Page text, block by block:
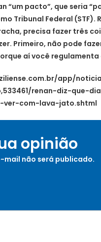
“um pacto”, que seria
Tribunal Federal (STF).
precisa fazer três
Primeiro, não pode
aí você regulamenta
app/
renan-diz-que-
com-lava-jato.shtml
opinião
mail não será publicado.